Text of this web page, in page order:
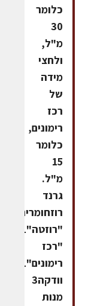
כלומר
30
מ"ל,
ולחצי
מידה
של
רכז
רימונים,
כלומר
15
מ"ל.
גרנד
"רוזטה"1
"רכז
רימונים"1
וודקה3
מנות